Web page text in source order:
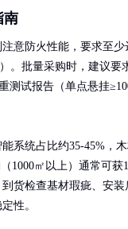
南
意防火性能，要求至
）。批量采购时，建议要
测试报告（单点悬挂
系统占比约35-45%，
1000㎡以上）通常可获
货检查基材瑕疵、安装
性。